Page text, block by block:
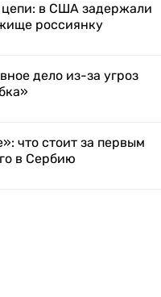
в США задержали
россиянку
дело из-за угроз
что стоит за первым
в Сербию